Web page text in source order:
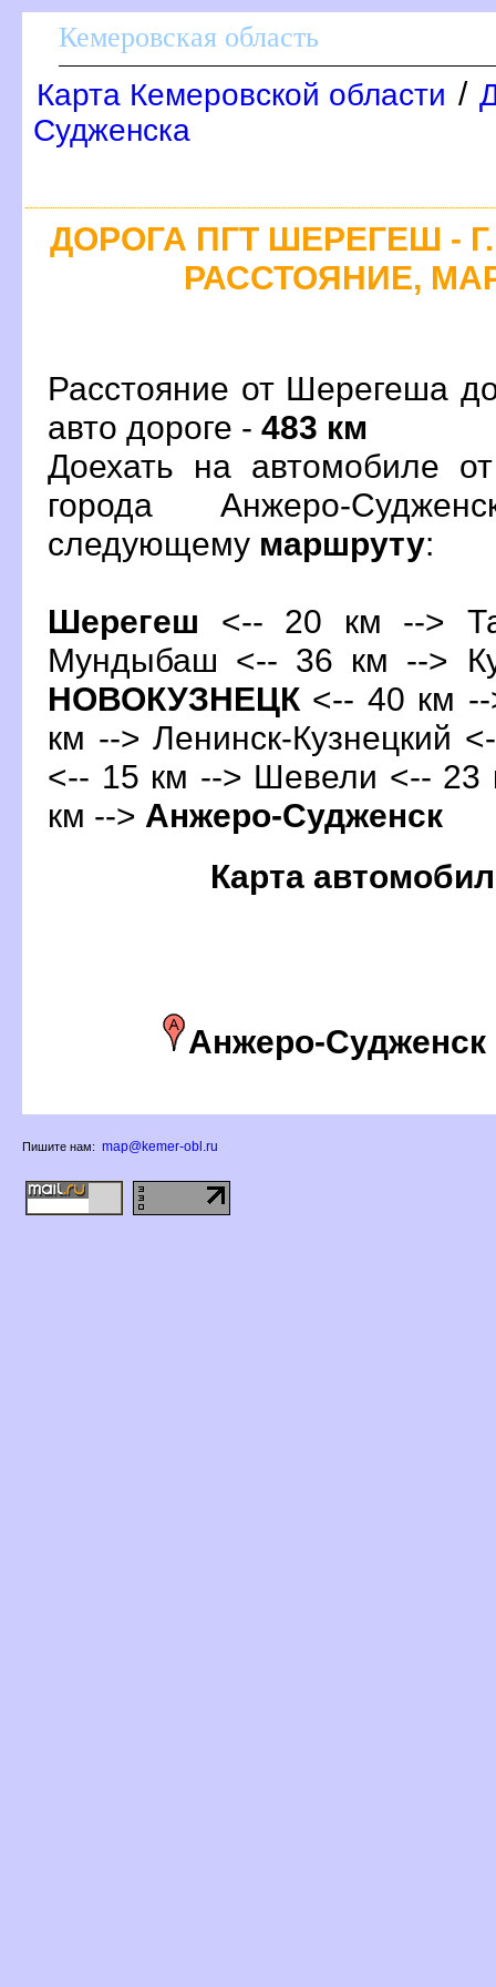
Кемеровская область
Карта Кемеровской области /
Судженска
ДОРОГА ПГТ ШЕРЕГЕШ -
РАССТОЯНИЕ,
Расстояние от Шерегеша
авто дороге - 483 км
Доехать на автомобиле
орода Анжеро-
следующему маршруту:
Шерегеш <-- 20 км -->
Мундыбаш <-- 36 км -->
НОВОКУЗНЕЦК <-- 40 км
км --> Ленинск-Кузнецкий
<-- 15 км --> Шевели <--
км --> Анжеро-Судженск
Карта
Анжеро-Судженск
Пишите нам: map@kemer-obl.ru